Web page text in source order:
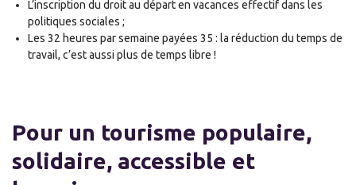
L’inscription du droit au départ en vacances effectif dans les
politiques sociales ;
Les 32 heures par semaine payées 35 : la réduction du temps de
travail, c’est aussi plus de temps libre !
Pour un tourisme populaire,
solidaire, accessible et